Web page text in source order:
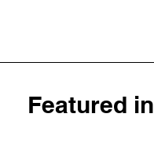
Featured in